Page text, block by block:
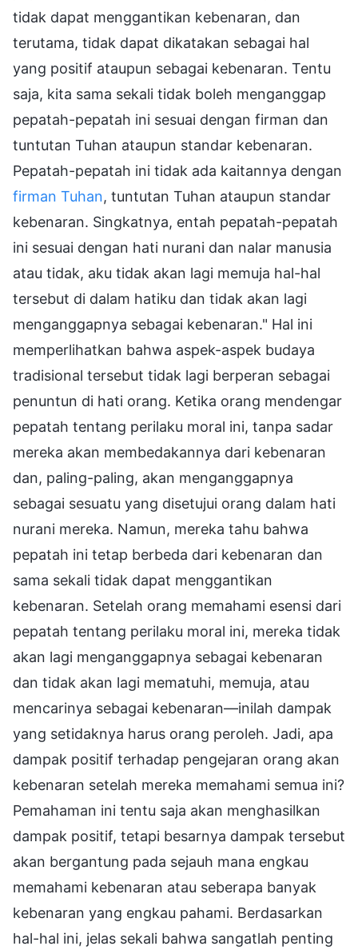
tidak dapat menggantikan kebenaran, dan
terutama, tidak dapat dikatakan sebagai hal
yang positif ataupun sebagai kebenaran. Tentu
saja, kita sama sekali tidak boleh menganggap
pepatah-pepatah ini sesuai dengan firman dan
tuntutan Tuhan ataupun standar kebenaran.
Pepatah-pepatah ini tidak ada kaitannya dengan
firman Tuhan, tuntutan Tuhan ataupun standar
kebenaran. Singkatnya, entah pepatah-pepatah
ini sesuai dengan hati nurani dan nalar manusia
atau tidak, aku tidak akan lagi memuja hal-hal
tersebut di dalam hatiku dan tidak akan lagi
menganggapnya sebagai kebenaran." Hal ini
memperlihatkan bahwa aspek-aspek budaya
tradisional tersebut tidak lagi berperan sebagai
penuntun di hati orang. Ketika orang mendengar
pepatah tentang perilaku moral ini, tanpa sadar
mereka akan membedakannya dari kebenaran
dan, paling-paling, akan menganggapnya
sebagai sesuatu yang disetujui orang dalam hati
nurani mereka. Namun, mereka tahu bahwa
pepatah ini tetap berbeda dari kebenaran dan
sama sekali tidak dapat menggantikan
kebenaran. Setelah orang memahami esensi dari
pepatah tentang perilaku moral ini, mereka tidak
akan lagi menganggapnya sebagai kebenaran
dan tidak akan lagi mematuhi, memuja, atau
mencarinya sebagai kebenaran—inilah dampak
yang setidaknya harus orang peroleh. Jadi, apa
dampak positif terhadap pengejaran orang akan
kebenaran setelah mereka memahami semua ini?
Pemahaman ini tentu saja akan menghasilkan
dampak positif, tetapi besarnya dampak tersebut
akan bergantung pada sejauh mana engkau
memahami kebenaran atau seberapa banyak
kebenaran yang engkau pahami. Berdasarkan
hal-hal ini, jelas sekali bahwa sangatlah penting